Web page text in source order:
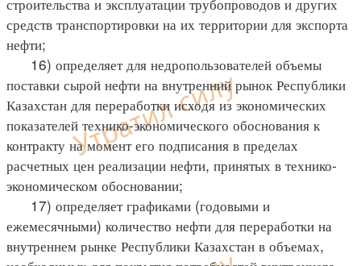
средств транспортировки на их территории для экспорта
нефти;
16) определяет для недропользователей объемы
поставки сырой нефти на внутренний рынок Республики
Казахстан для переработки исходя из экономических
показателей технико-экономического обоснования к
контракту на момент его подписания в пределах
расчетных цен реализации нефти, принятых в технико-
экономическом обосновании;
17) определяет графиками (годовыми и
ежемесячными) количество нефти для переработки на
внутреннем рынке Республики Казахстан в объемах,